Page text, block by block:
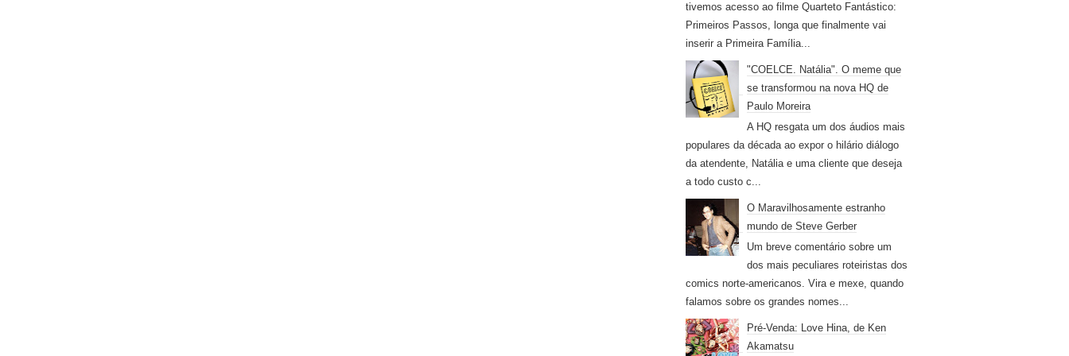
tivemos acesso ao filme Quarteto Fantástico:
Primeiros Passos, longa que finalmente vai
inserir a Primeira Família...
"COELCE. Natália". O meme que
se transformou na nova HQ de
Paulo Moreira
A HQ resgata um dos áudios mais
populares da década ao expor o hilário diálogo
da atendente, Natália e uma cliente que deseja
a todo custo c...
O Maravilhosamente estranho
mundo de Steve Gerber
Um breve comentário sobre um
dos mais peculiares roteiristas dos
comics norte-americanos. Vira e mexe, quando
falamos sobre os grandes nomes...
Pré-Venda: Love Hina, de Ken
Akamatsu